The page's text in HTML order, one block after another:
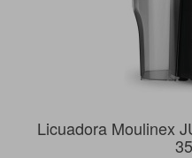
Licuadora Moulinex